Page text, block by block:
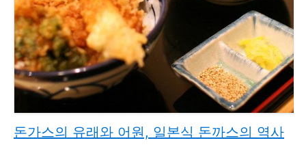
돈가스의 유래와 어원, 일본식 돈까스의 역사